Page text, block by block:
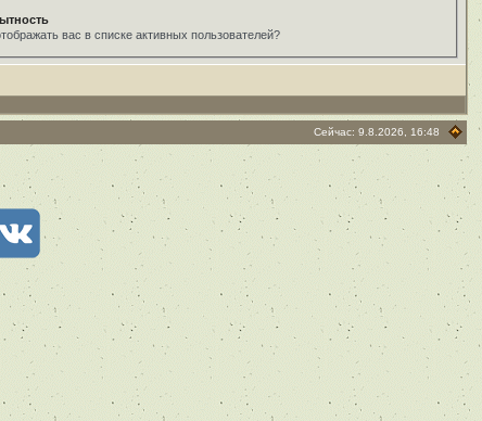
вас в списке активных пользователей?
Сейчас: 9.8.2026, 16:48